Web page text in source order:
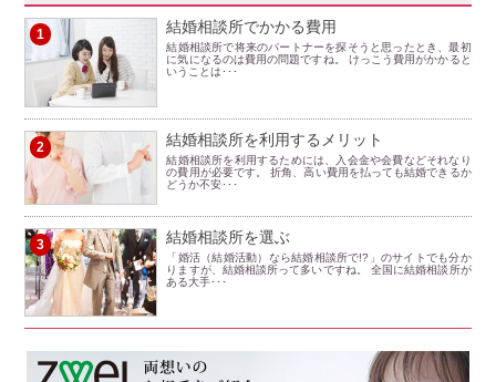
1 結婚相談所でかかる費用
結婚相談所で将来のパートナーを探そうと思ったとき、最初
に気になるのは費用の問題ですね。 けっこう費用がかかると
いうことは･･･
2 結婚相談所を利用するメリット
結婚相談所を利用するためには、入会金や会費などそれなり
の費用が必要です。 折角、高い費用を払っても結婚できるか
どうか不安･･･
3 結婚相談所を選ぶ
「婚活（結婚活動）なら結婚相談所で!?」のサイトでも分か
りますが、結婚相談所って多いですね。 全国に結婚相談所が
ある大手･･･